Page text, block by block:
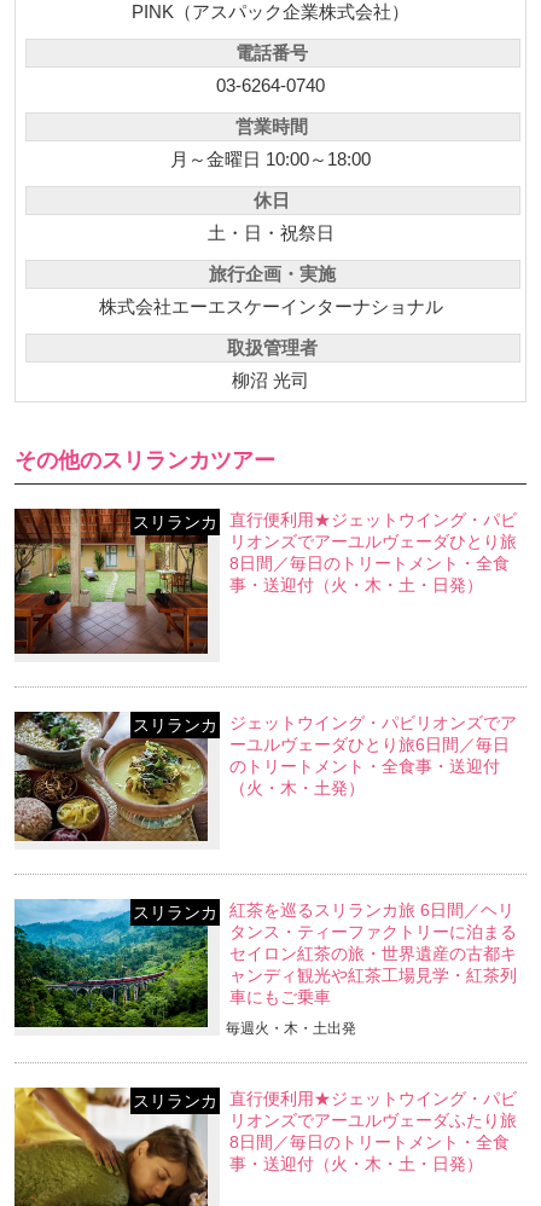
PINK（アスパック企業株式会社）
電話番号
03-6264-0740
営業時間
月～金曜日 10:00～18:00
休日
土・日・祝祭日
旅行企画・実施
株式会社エーエスケーインターナショナル
取扱管理者
柳沼 光司
その他のスリランカツアー
スリランカ
直行便利用★ジェットウイング・パビ
リオンズでアーユルヴェーダひとり旅
8日間／毎日のトリートメント・全食
事・送迎付（火・木・土・日発）
スリランカ
ジェットウイング・パビリオンズでア
ーユルヴェーダひとり旅6日間／毎日
のトリートメント・全食事・送迎付
（火・木・土発）
スリランカ
紅茶を巡るスリランカ旅 6日間／ヘリ
タンス・ティーファクトリーに泊まる
セイロン紅茶の旅・世界遺産の古都キ
ャンディ観光や紅茶工場見学・紅茶列
車にもご乗車
毎週火・木・土出発
スリランカ
直行便利用★ジェットウイング・パビ
リオンズでアーユルヴェーダふたり旅
8日間／毎日のトリートメント・全食
事・送迎付（火・木・土・日発）